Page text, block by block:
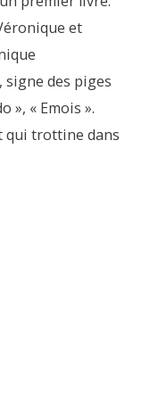
et
signe des piges
», « Emois ».
qui trottine dans